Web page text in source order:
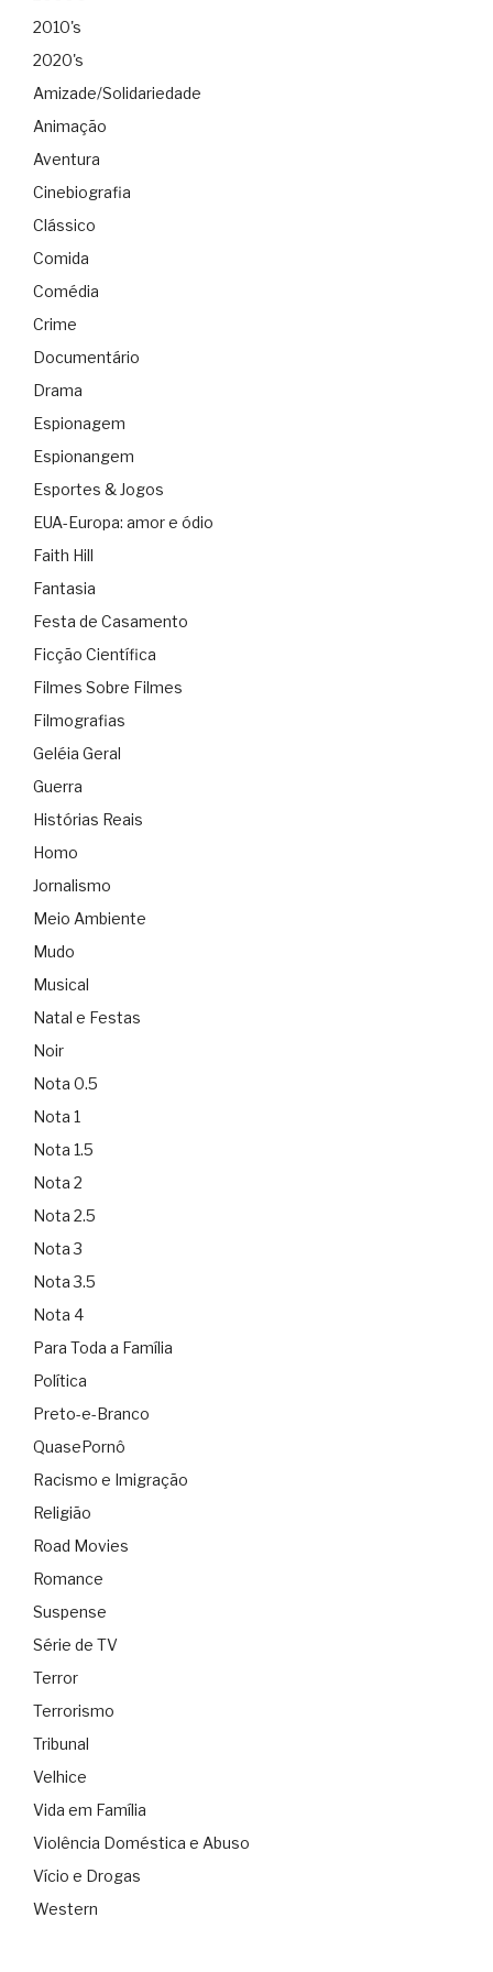
2010's
2020's
Amizade/Solidariedade
Animação
Aventura
Cinebiografia
Clássico
Comida
Comédia
Crime
Documentário
Drama
Espionagem
Espionangem
Esportes & Jogos
EUA-Europa: amor e ódio
Faith Hill
Fantasia
Festa de Casamento
Ficção Científica
Filmes Sobre Filmes
Filmografias
Geléia Geral
Guerra
Histórias Reais
Homo
Jornalismo
Meio Ambiente
Mudo
Musical
Natal e Festas
Noir
Nota 0.5
Nota 1
Nota 1.5
Nota 2
Nota 2.5
Nota 3
Nota 3.5
Nota 4
Para Toda a Família
Política
Preto-e-Branco
QuasePornô
Racismo e Imigração
Religião
Road Movies
Romance
Suspense
Série de TV
Terror
Terrorismo
Tribunal
Velhice
Vida em Família
Violência Doméstica e Abuso
Vício e Drogas
Western